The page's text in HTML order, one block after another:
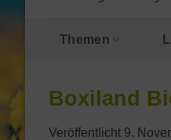
Themen
Boxiland
Veröffentlicht 9.